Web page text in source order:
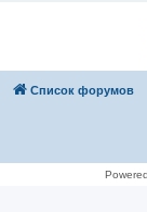
Список форумов